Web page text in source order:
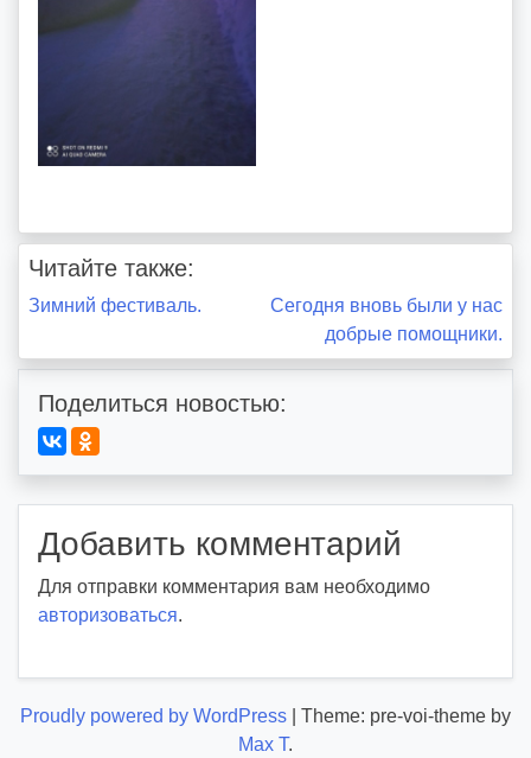
Читайте также:
Навигация
по
записям
Зимний фестиваль.
Сегодня вновь были у нас
добрые помощники.
Поделиться новостью:
Добавить комментарий
Для отправки комментария вам необходимо
авторизоваться.
Proudly powered by WordPress
Theme: pre-voi-theme by
Max T.